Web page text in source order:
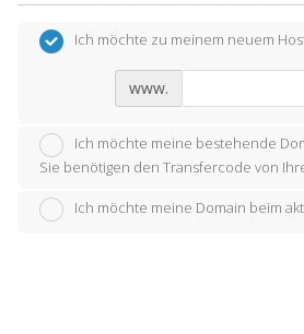
Ich möchte zu meinem neuem
www.
Ich möchte meine bestehende
Sie benötigen den Transfercode von
Ich möchte meine Domain beim